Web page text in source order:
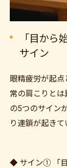
「目から
サイン
眼精疲労が起
常の肩こりと
の5つのサイン
り連鎖が起きて
◆ サイン① 「目